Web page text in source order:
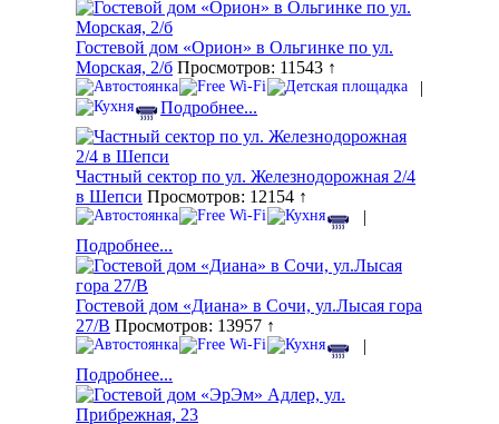
Гостевой дом «Орион» в Ольгинке по ул.
Морская, 2/б Просмотров: 11543 ↑
|
Подробнее...
Частный сектор по ул. Железнодорожная 2/4
в Шепси Просмотров: 12154 ↑
|
Подробнее...
Гостевой дом «Диана» в Сочи, ул.Лысая гора
27/В Просмотров: 13957 ↑
|
Подробнее...